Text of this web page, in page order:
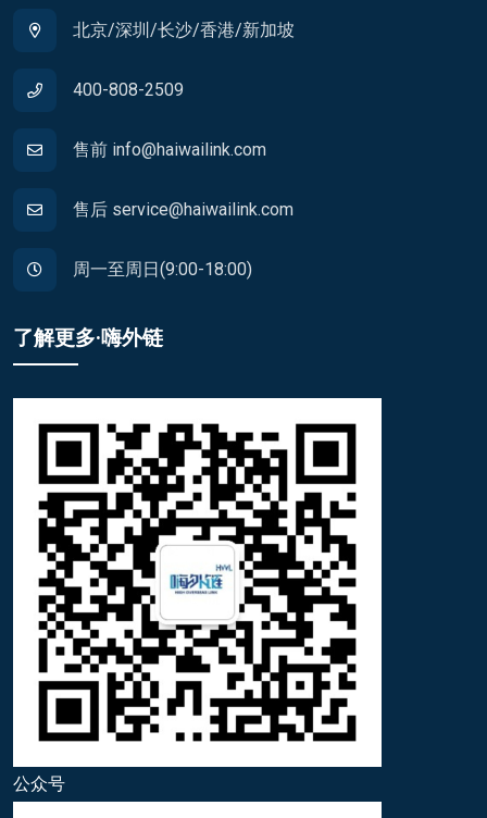
北京/深圳/长沙/香港/新加坡
400-808-2509
售前 info@haiwailink.com
售后 service@haiwailink.com
周一至周日(9:00-18:00)
了解更多·嗨外链
公众号